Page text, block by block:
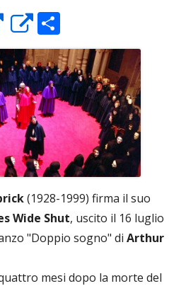
Apre
in
una
nuova
finestra
Apre
in
una
nuova
finestra
o
n
di
vi
di
(1928-1999) firma il suo
Wide Shut, uscito il 16 luglio
"Doppio sogno" di Arthur
mesi dopo la morte del